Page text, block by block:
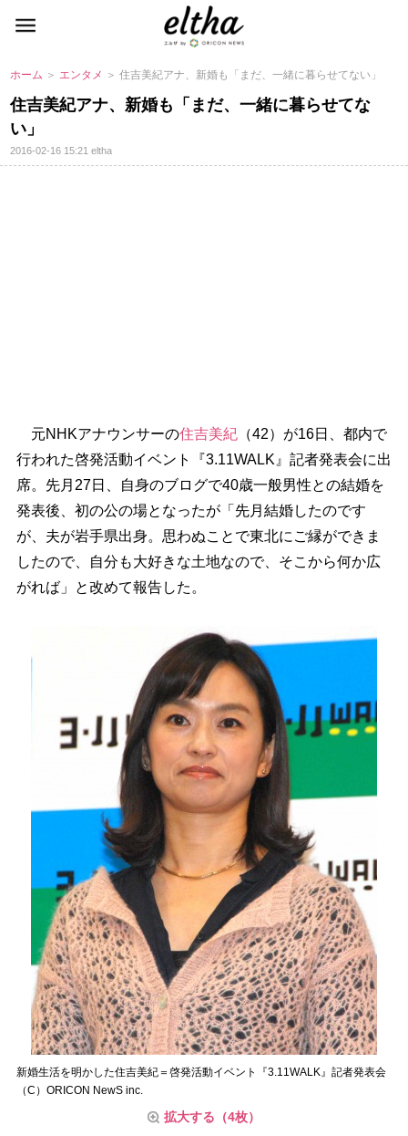
ホーム ＞ エンタメ ＞ 住吉美紀アナ、新婚も「まだ、一緒に暮らせてない」
住吉美紀アナ、新婚も「まだ、一緒に暮らせてな
い」
2016-02-16 15:21eltha
元NHKアナウンサーの住吉美紀（42）が16日、都内で
行われた啓発活動イベント『3.11WALK』記者発表会に出
席。先月27日、自身のブログで40歳一般男性との結婚を
発表後、初の公の場となったが「先月結婚したのです
が、夫が岩手県出身。思わぬことで東北にご縁ができま
したので、自分も大好きな土地なので、そこから何か広
がれば」と改めて報告した。
新婚生活を明かした住吉美紀＝啓発活動イベント『3.11WALK』記者発表会
（C）ORICON NewS inc.
拡大する（4枚）